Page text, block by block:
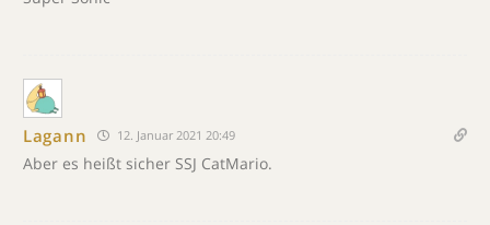
Lagann 12. Januar 2021 20:49
Aber es heißt sicher SSJ CatMario.